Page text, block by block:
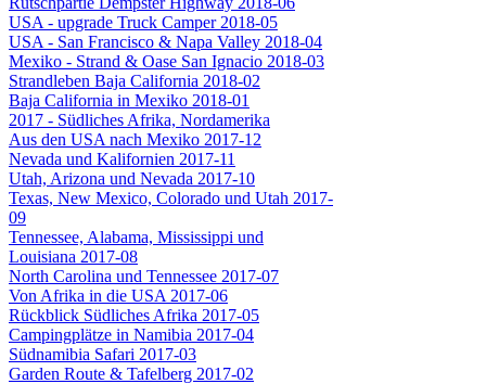
USA - upgrade Truck Camper 2018-05
USA - San Francisco & Napa Valley 2018-04
Mexiko - Strand & Oase San Ignacio 2018-03
Strandleben Baja California 2018-02
Baja California in Mexiko 2018-01
2017 - Südliches Afrika, Nordamerika
Aus den USA nach Mexiko 2017-12
Nevada und Kalifornien 2017-11
Utah, Arizona und Nevada 2017-10
Texas, New Mexico, Colorado und Utah 2017-
09
Tennessee, Alabama, Mississippi und
Louisiana 2017-08
North Carolina und Tennessee 2017-07
Von Afrika in die USA 2017-06
Rückblick Südliches Afrika 2017-05
Campingplätze in Namibia 2017-04
Südnamibia Safari 2017-03
Garden Route & Tafelberg 2017-02